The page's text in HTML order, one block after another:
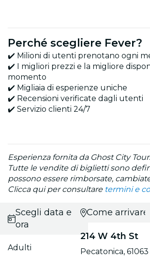
Perché scegliere Fever?
✔️ Milioni di utenti prenotano ogni
✔️ I migliori prezzi e la migliore
momento
✔️ Migliaia di esperienze uniche
✔️ Recensioni verificate dagli utenti
✔️ Servizio clienti 24/7
Esperienza fornita da Ghost City
Tutte le vendite di biglietti sono
possono essere rimborsate,
Clicca qui per consultare termini e
Scegli data e
ora
Adulti
Come arrivare?
214 W 4th St
Pecatonica, 61063